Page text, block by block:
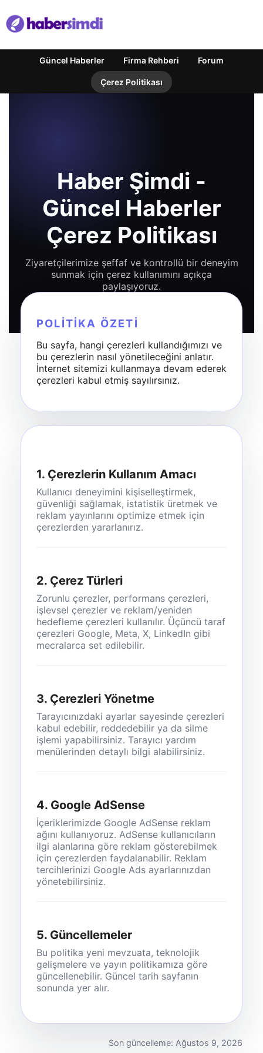
Güncel Haberler Firma Rehberi Forum
Çerez Politikası
Haber Şimdi -
Güncel Haberler
Çerez Politikası
Ziyaretçilerimize şeffaf ve kontrollü bir deneyim
sunmak için çerez kullanımını açıkça
paylaşıyoruz.
POLITIKA ÖZETI
Bu sayfa, hangi çerezleri kullandığımızı ve
bu çerezlerin nasıl yönetileceğini anlatır.
İnternet sitemizi kullanmaya devam ederek
çerezleri kabul etmiş sayılırsınız.
1. Çerezlerin Kullanım Amacı
Kullanıcı deneyimini kişiselleştirmek,
güvenliği sağlamak, istatistik üretmek ve
reklam yayınlarını optimize etmek için
çerezlerden yararlanırız.
2. Çerez Türleri
Zorunlu çerezler, performans çerezleri,
işlevsel çerezler ve reklam/yeniden
hedefleme çerezleri kullanılır. Üçüncü taraf
çerezleri Google, Meta, X, LinkedIn gibi
mecralarca set edilebilir.
3. Çerezleri Yönetme
Tarayıcınızdaki ayarlar sayesinde çerezleri
kabul edebilir, reddedebilir ya da silme
işlemi yapabilirsiniz. Tarayıcı yardım
menülerinden detaylı bilgi alabilirsiniz.
4. Google AdSense
İçeriklerimizde Google AdSense reklam
ağını kullanıyoruz. AdSense kullanıcıların
ilgi alanlarına göre reklam gösterebilmek
için çerezlerden faydalanabilir. Reklam
tercihlerinizi Google Ads ayarlarınızdan
yönetebilirsiniz.
5. Güncellemeler
Bu politika yeni mevzuata, teknolojik
gelişmelere ve yayın politikamıza göre
güncellenebilir. Güncel tarih sayfanın
sonunda yer alır.
Son güncelleme: Ağustos 9, 2026